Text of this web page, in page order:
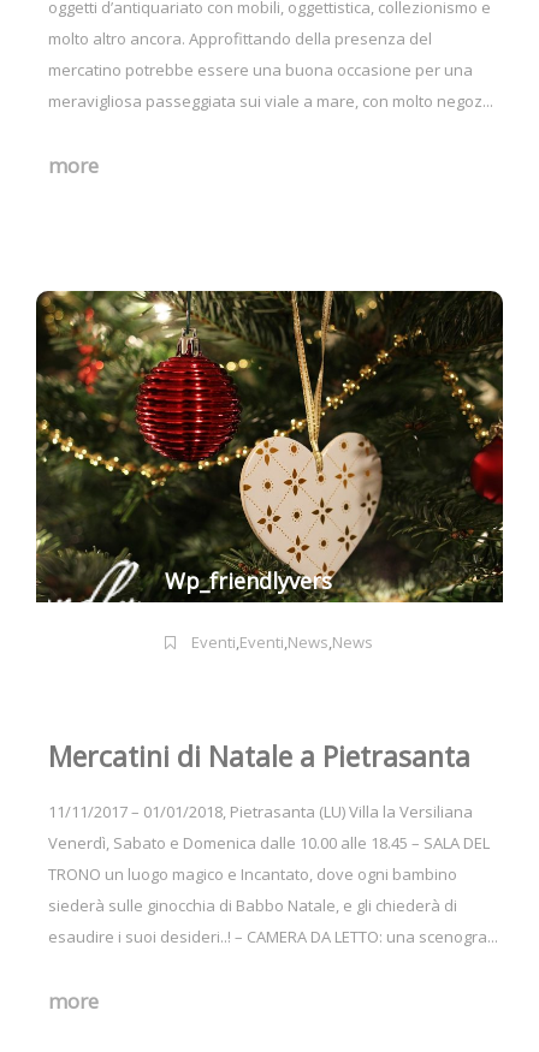
oggetti d’antiquariato con mobili, oggettistica, collezionismo e
molto altro ancora. Approfittando della presenza del
mercatino potrebbe essere una buona occasione per una
meravigliosa passeggiata sui viale a mare, con molto negoz...
more
Wp_friendlyvers
Eventi,Eventi,News,News
Mercatini di Natale a Pietrasanta
11/11/2017 – 01/01/2018, Pietrasanta (LU) Villa la Versiliana
Venerdì, Sabato e Domenica dalle 10.00 alle 18.45 – SALA DEL
TRONO un luogo magico e Incantato, dove ogni bambino
siederà sulle ginocchia di Babbo Natale, e gli chiederà di
esaudire i suoi desideri..! – CAMERA DA LETTO: una scenogra...
more